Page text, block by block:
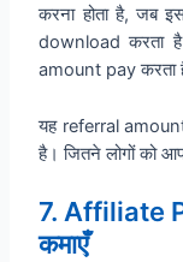
करना होता है, जब
download करता
amount pay करता
यह referral
है। जितने लोगों को
7. Affiliate
कमाएँ